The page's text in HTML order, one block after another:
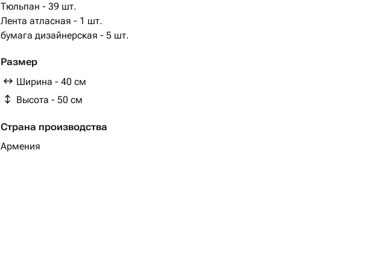
Тюльпан - 39 шт.
Лента атласная - 1 шт.
бумага дизайнерская - 5 шт.
Размер
Ширина - 40 см
Высота - 50 см
Страна производства
Армения